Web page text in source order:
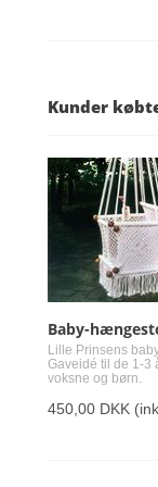
Kunder
Baby-
Lille Prinsens
Gaveidé til de 1-3
voksne og børn.
450,00 DKK